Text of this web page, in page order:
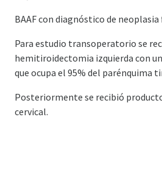
BAAF con diagnóstico de
Para estudio transoperatorio se
hemitiroidectomia izquierda con un
que ocupa el 95% del parénquima
Posteriormente se recibió
cervical.